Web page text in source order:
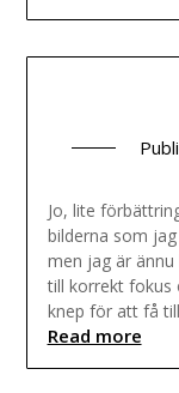
Jo, lite
bilderna som
men jag är
till korrekt fokus
knep för att få
Read more